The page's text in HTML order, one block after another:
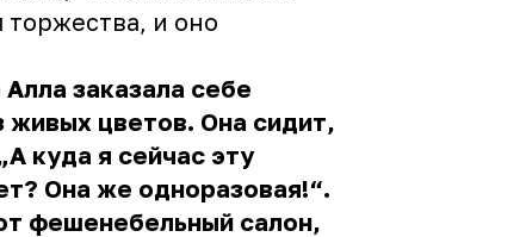
торжества, и оно
заказала себе
живых цветов. Она сидит,
куда я сейчас эту
Она же одноразовая!“.
фешенебельный салон,